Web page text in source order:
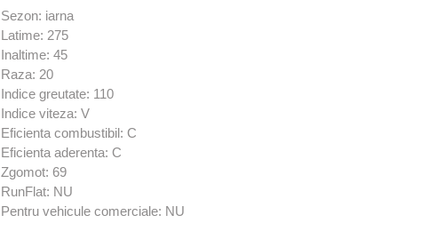
Sezon: iarna
Latime: 275
Inaltime: 45
Raza: 20
Indice greutate: 110
Indice viteza: V
Eficienta combustibil: C
Eficienta aderenta: C
Zgomot: 69
RunFlat: NU
Pentru vehicule comerciale: NU